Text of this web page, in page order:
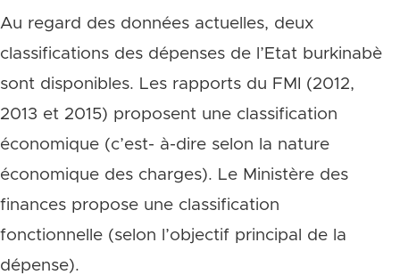
Au regard des données actuelles, deux
classifications des dépenses de l’Etat burkinabè
sont disponibles. Les rapports du FMI (2012,
2013 et 2015) proposent une classification
économique (c’est- à-dire selon la nature
économique des charges). Le Ministère des
finances propose une classification
fonctionnelle (selon l’objectif principal de la
dépense).